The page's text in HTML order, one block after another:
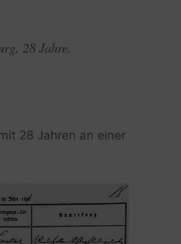
28 Jahre.
28 Jahren an einer